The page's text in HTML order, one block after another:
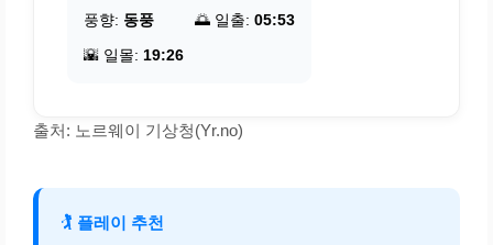
풍향: 동풍 🌅 일출: 05:53
🌇 일몰: 19:26
출처: 노르웨이 기상청(Yr.no)
🏌️ 플레이 추천